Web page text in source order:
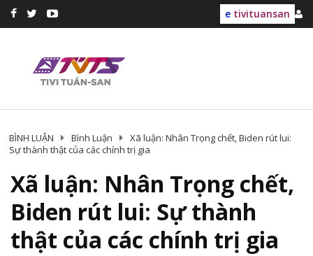
e tivituansan
BÌNH LUẬN Bình Luận
Xã luận: Nhân Trọng chết, Biden rút lui:
Sự thành thật của các chính trị gia
Xã luận: Nhân Trọng chết,
Biden rút lui: Sự thành
thật của các chính trị gia